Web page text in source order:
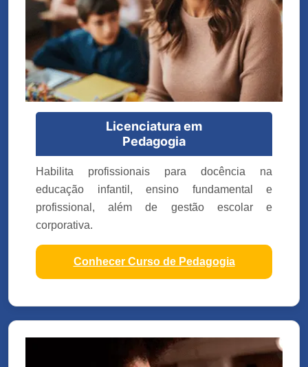
Licenciatura em
Pedagogia
Habilita profissionais para docência na
educação infantil, ensino fundamental e
profissional, além de gestão escolar e
corporativa.
Conhecer Curso de Pedagogia